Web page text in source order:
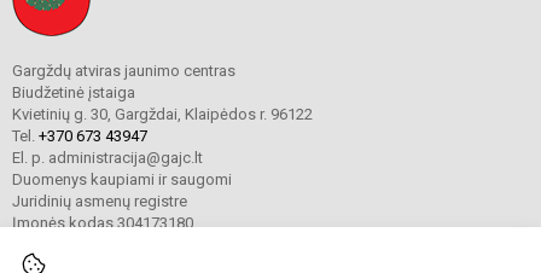
Gargždų atviras jaunimo centras
Biudžetinė įstaiga
Kvietinių g. 30, Gargždai, Klaipėdos r. 96122
Tel. +370 673 43947
El. p. administracija@gajc.lt
Duomenys kaupiami ir saugomi
Juridinių asmenų registre
Įmonės kodas 304173180